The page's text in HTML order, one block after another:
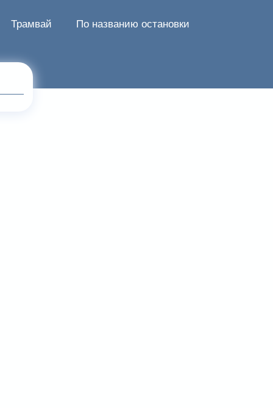
Трамвай По названию остановки